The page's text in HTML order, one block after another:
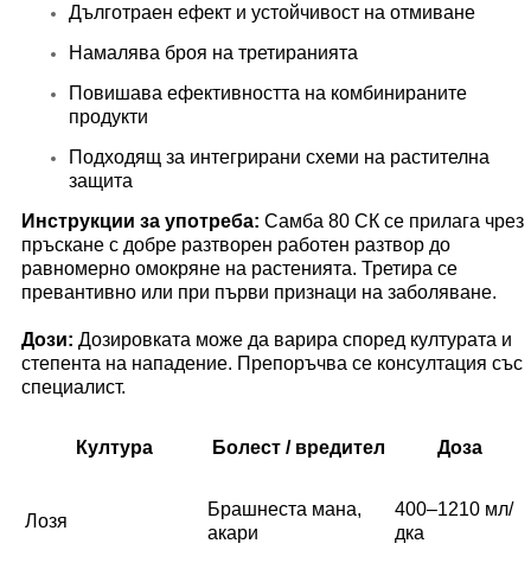
Дълготраен ефект и устойчивост на отмиване
Намалява броя на третиранията
Повишава ефективността на комбинираните
продукти
Подходящ за интегрирани схеми на растителна
защита
Инструкции за употреба: Самба 80 СК се прилага чрез
пръскане с добре разтворен работен разтвор до
равномерно омокряне на растенията. Третира се
превантивно или при първи признаци на заболяване.
Дози: Дозировката може да варира според културата и
степента на нападение. Препоръчва се консултация със
специалист.
Култура Болест / вредител Доза
Лозя
Брашнеста мана,
акари
400–1210 мл/
дка